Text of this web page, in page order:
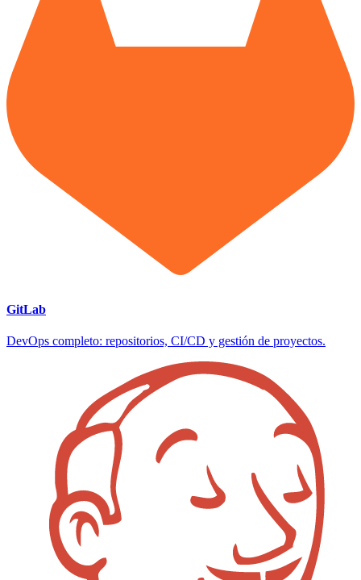
GitLab
DevOps completo: repositorios, CI/CD y gestión de proyectos.